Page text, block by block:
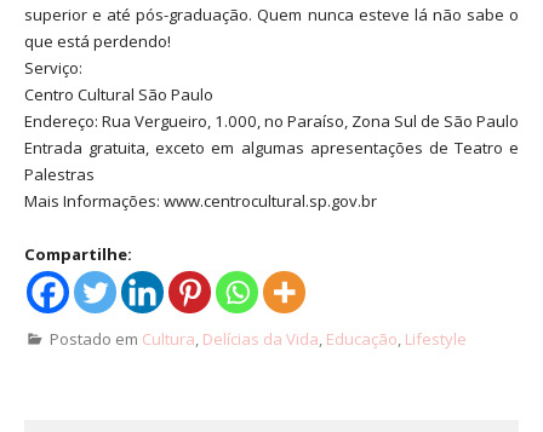
superior e até pós-graduação. Quem nunca esteve lá não sabe o
que está perdendo!
Serviço:
Centro Cultural São Paulo
Endereço: Rua Vergueiro, 1.000, no Paraíso, Zona Sul de São Paulo
Entrada gratuita, exceto em algumas apresentações de Teatro e
Palestras
Mais Informações: www.centrocultural.sp.gov.br
Compartilhe:
Postado em Cultura Delícias da Vida Educação Lifestyle